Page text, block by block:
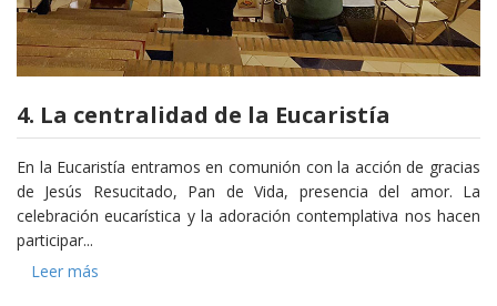
4. La centralidad de la Eucaristía
En la Eucaristía entramos en comunión con la acción de gracias
de Jesús Resucitado, Pan de Vida, presencia del amor. La
celebración eucarística y la adoración contemplativa nos hacen
participar...
Leer más